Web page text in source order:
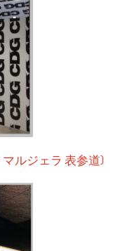
マルジェラ 表参道)